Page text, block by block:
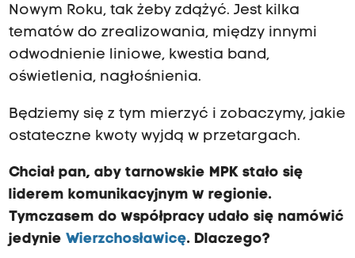
Nowym Roku, tak żeby zdążyć. Jest kilka
tematów do zrealizowania, między innymi
odwodnienie liniowe, kwestia band,
oświetlenia, nagłośnienia.
Będziemy się z tym mierzyć i zobaczymy, jakie
ostateczne kwoty wyjdą w przetargach.
Chciał pan, aby tarnowskie MPK stało się
liderem komunikacyjnym w regionie.
Tymczasem do współpracy udało się namówić
jedynie Wierzchosławicę. Dlaczego?